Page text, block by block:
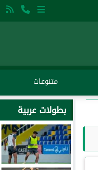
متنوعات
بطولات عربية